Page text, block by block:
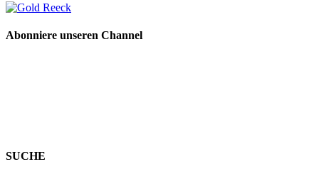
Abonniere unseren Channel
SUCHE